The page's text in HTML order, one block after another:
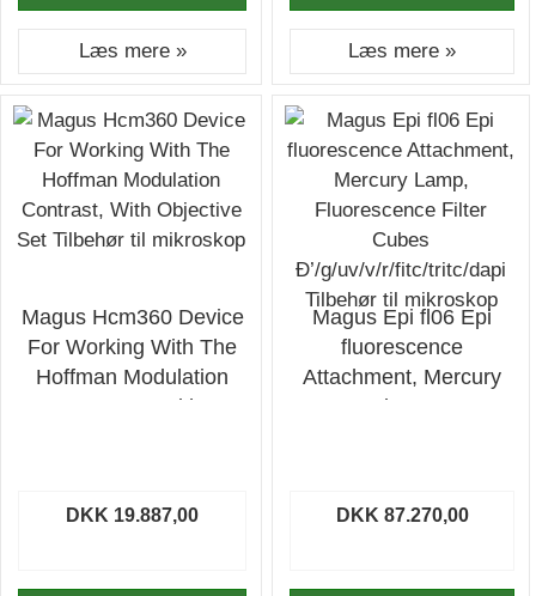
Læs mere » Læs mere »
Magus Hcm360 Device
For Working With The
Hoffman Modulation
Contrast, With
DKK 19.887,00
Magus Epi fl06 Epi
fluorescence
Attachment, Mercury
Lamp, Fluorescence
DKK 87.270,00